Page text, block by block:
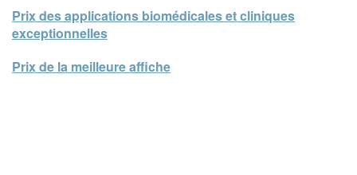
Prix des applications biomédicales et cliniques
exceptionnelles
Prix de la meilleure affiche